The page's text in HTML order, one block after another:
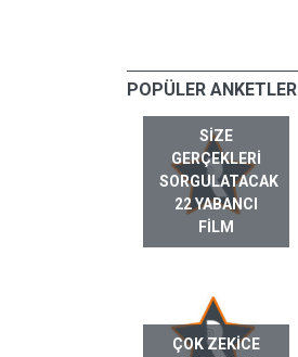
POPÜLER ANKETLER
SIZE
GERÇEKLERI
SORGULATACAK
22 YABANCI
FILM
ÇOK ZEKICE